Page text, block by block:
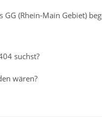
(Rhein-Main Gebiet)
suchst?
wären?